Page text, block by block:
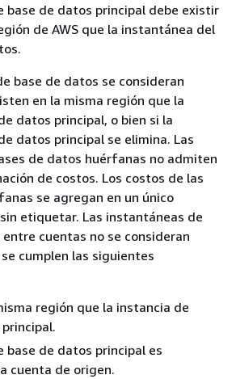
base de datos principal debe existir
de AWS que la instantánea del
base de datos se consideran
en la misma región que la
datos principal, o bien si la
datos principal se elimina. Las
de datos huérfanas no admiten
de costos. Los costos de las
se agregan en un único
etiquetar. Las instantáneas de
cuentas no se consideran
cumplen las siguientes
región que la instancia de
base de datos principal es
cuenta de origen.